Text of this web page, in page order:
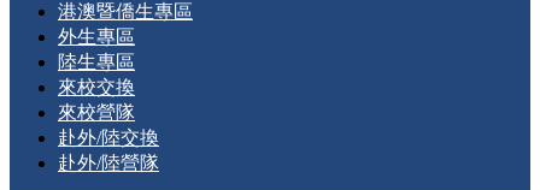
港澳暨僑生專區
外生專區
陸生專區
來校交換
來校營隊
赴外/陸交換
赴外/陸營隊